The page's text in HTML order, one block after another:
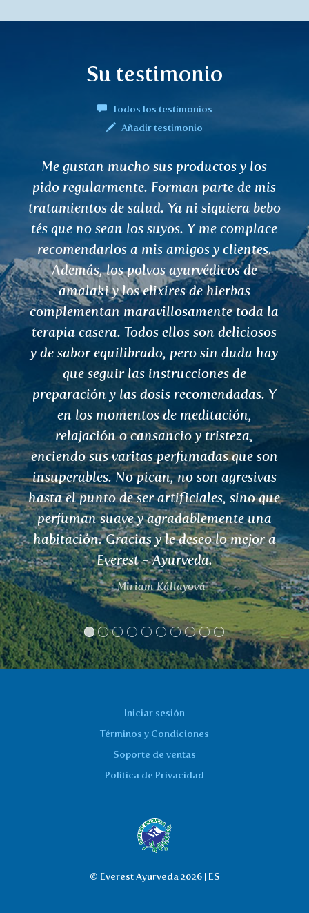
Su testimonio
Todos los testimonios
Añadir testimonio
Fue precioso. Gracias por invitarme al
estreno y cruzo los dedos para que sigas
trabajando. Y en tu próxima vida. Por
todos vosotros.
Radek Jaroš
Iniciar sesión
Términos y Condiciones
Soporte de ventas
Política de Privacidad
© Everest Ayurveda 2026 | ES